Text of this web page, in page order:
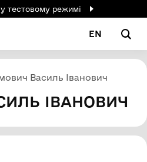
тестовому режимі
EN
Василь Іванович
ІВАНОВИЧ